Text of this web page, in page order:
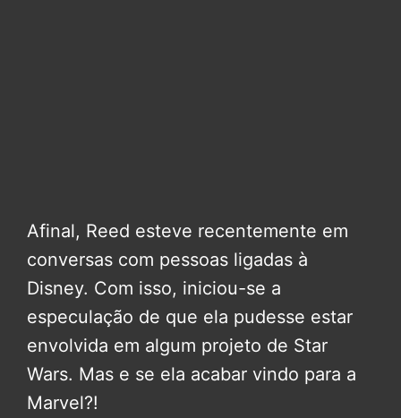
Afinal, Reed esteve recentemente em
conversas com pessoas ligadas à
Disney. Com isso, iniciou-se a
especulação de que ela pudesse estar
envolvida em algum projeto de Star
Wars. Mas e se ela acabar vindo para a
Marvel?!